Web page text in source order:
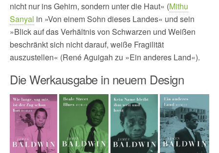
nicht nur ins Gehirn, sondern unter die Haut« (Mithu
Sanyal in »Von einem Sohn dieses Landes« und sein
»Blick auf das Verhältnis von Schwarzen und Weißen
beschränkt sich nicht darauf, weiße Fragilität
auszustellen« (René Aguigah zu »Ein anderes Land«).
Die Werkausgabe in neuem Design